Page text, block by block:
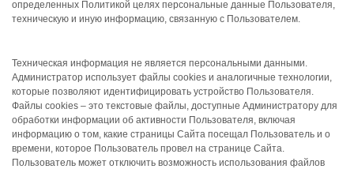
определенных Политикой целях персональные данные Пользователя,
техническую и иную информацию, связанную с Пользователем.
Техническая информация не является персональными данными.
Администратор использует файлы cookies и аналогичные технологии,
которые позволяют идентифицировать устройство Пользователя.
Файлы cookies – это текстовые файлы, доступные Администратору для
обработки информации об активности Пользователя, включая
информацию о том, какие страницы Сайта посещал Пользователь и о
времени, которое Пользователь провел на странице Сайта.
Пользователь может отключить возможность использования файлов